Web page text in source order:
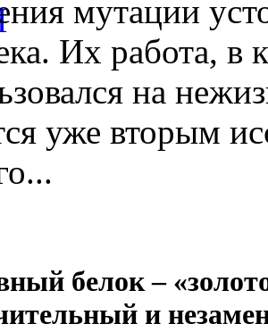
мутации
Их работа, в
на
уже вторым
белок –
и